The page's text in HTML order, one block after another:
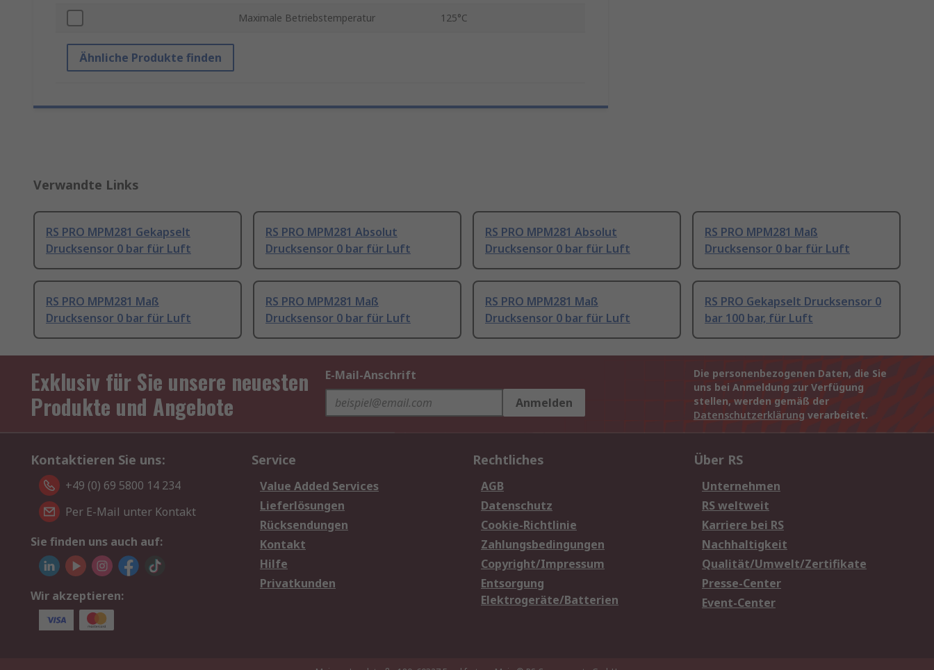
Maximale Betriebstemperatur 125°C
Ähnliche Produkte finden
Verwandte Links
RS PRO MPM281 Gekapselt
Drucksensor 0 bar für Luft
RS PRO MPM281 Absolut
Drucksensor 0 bar für Luft
RS PRO MPM281 Absolut
Drucksensor 0 bar für Luft
RS PRO MPM281 Maß
Drucksensor 0 bar für Luft
RS PRO MPM281 Maß
Drucksensor 0 bar für Luft
RS PRO MPM281 Maß
Drucksensor 0 bar für Luft
RS PRO MPM281 Maß
Drucksensor 0 bar für Luft
RS PRO Gekapselt Drucksensor 0
bar 100 bar, für Luft
Exklusiv für Sie unsere neuesten
Produkte und Angebote
E-Mail-Anschrift
Anmelden
Die personenbezogenen Daten, die Sie
uns bei Anmeldung zur Verfügung
stellen, werden gemäß der
Datenschutzerklärung verarbeitet.
Kontaktieren Sie uns:
+49 (0) 69 5800 14 234
Per E-Mail unter Kontakt
Sie finden uns auch auf:
Wir akzeptieren:
Service
Value Added Services
Lieferlösungen
Rücksendungen
Kontakt
Hilfe
Privatkunden
Rechtliches
AGB
Datenschutz
Cookie-Richtlinie
Zahlungsbedingungen
Copyright/Impressum
Entsorgung
Elektrogeräte/Batterien
Über RS
Unternehmen
RS weltweit
Karriere bei RS
Nachhaltigkeit
Qualität/Umwelt/Zertifikate
Presse-Center
Event-Center